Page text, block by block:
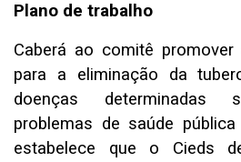
Plano de trabalho
Caberá ao comitê
para a eliminação da
doenças determinadas
problemas de saúde
estabelece que o Cieds